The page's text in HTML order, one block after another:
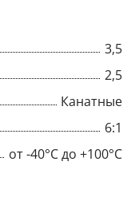
3,5
2,5
Канатные
6:1
от -40°C до +100°C